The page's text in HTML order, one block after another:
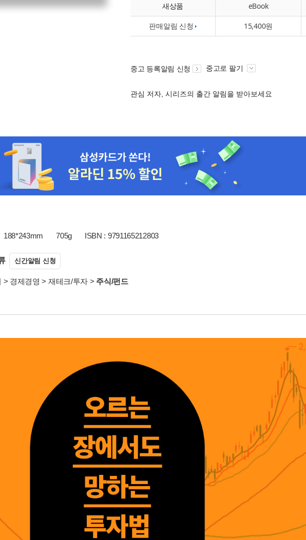
새상품 eBook
판매알림 신청 15,400원
중고 등록알림 신청 중고로 팔기
관심 저자, 시리즈의 출간 알림을 받아보세요
188*243mm 705g ISBN : 9791165212803
신간알림 신청
> 경제경영 > 재테크/투자 > 주식/펀드